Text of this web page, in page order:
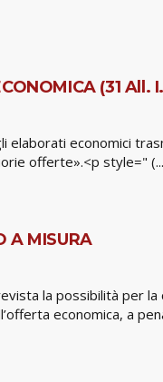
(31 All.
economici
offerte».<p style="
A MISURA
la possibilità per
economica, a